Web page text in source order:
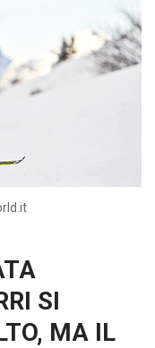
SI
MA IL